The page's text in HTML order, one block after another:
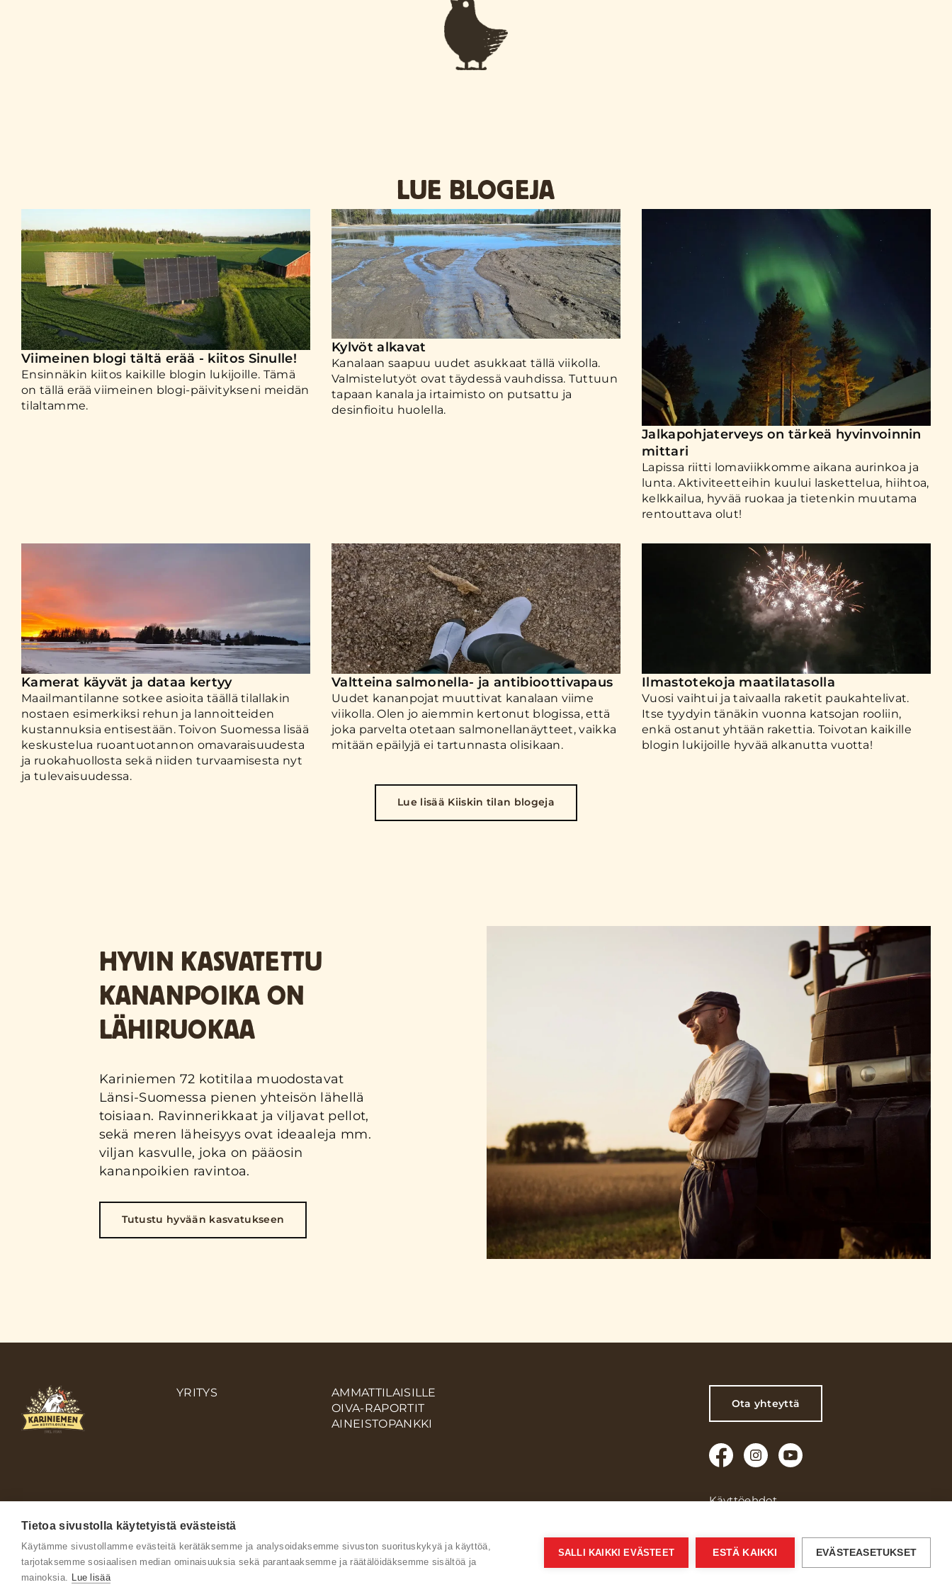
LUE BLOGEJA
Viimeinen blogi tältä erää - kiitos Sinulle!
Ensinnäkin kiitos kaikille blogin lukijoille. Tämä
on tällä erää viimeinen blogi-päivitykseni meidän
tilaltamme.
Kylvöt alkavat
Kanalaan saapuu uudet asukkaat tällä viikolla.
Valmistelutyöt ovat täydessä vauhdissa. Tuttuun
tapaan kanala ja irtaimisto on putsattu ja
desinfioitu huolella.
Jalkapohjaterveys on tärkeä hyvinvoinnin
mittari
Lapissa riitti lomaviikkomme aikana aurinkoa ja
lunta. Aktiviteetteihin kuului laskettelua, hiihtoa,
kelkkailua, hyvää ruokaa ja tietenkin muutama
rentouttava olut!
Kamerat käyvät ja dataa kertyy
Maailmantilanne sotkee asioita täällä tilallakin
nostaen esimerkiksi rehun ja lannoitteiden
kustannuksia entisestään. Toivon Suomessa lisää
keskustelua ruoantuotannon omavaraisuudesta
ja ruokahuollosta sekä niiden turvaamisesta nyt
ja tulevaisuudessa.
Valtteina salmonella- ja antibioottivapaus
Uudet kananpojat muuttivat kanalaan viime
viikolla. Olen jo aiemmin kertonut blogissa, että
joka parvelta otetaan salmonellanäytteet, vaikka
mitään epäilyjä ei tartunnasta olisikaan.
Ilmastotekoja maatilatasolla
Vuosi vaihtui ja taivaalla raketit paukahtelivat.
Itse tyydyin tänäkin vuonna katsojan rooliin,
enkä ostanut yhtään rakettia. Toivotan kaikille
blogin lukijoille hyvää alkanutta vuotta!
Lue lisää Kiiskin tilan blogeja
HYVIN KASVATETTU
KANANPOIKA ON
LÄHIRUOKAA
Kariniemen 72 kotitilaa muodostavat
Länsi-Suomessa pienen yhteisön lähellä
toisiaan. Ravinnerikkaat ja viljavat pellot,
sekä meren läheisyys ovat ideaaleja mm.
viljan kasvulle, joka on pääosin
kananpoikien ravintoa.
Tutustu hyvään kasvatukseen
YRITYS
AMMATTILAISILLE
OIVA-RAPORTIT
AINEISTOPANKKI
Ota yhteyttä
Käyttöehdot
Kuluttajien tietosuojaseloste
Tietoa sivustolla käytetyistä evästeistä
Käytämme sivustollamme evästeitä kerätäksemme ja analysoidaksemme sivuston suorituskykyä ja käyttöä,
tarjotaksemme sosiaalisen median ominaisuuksia sekä parantaaksemme ja räätälöidäksemme sisältöä ja
mainoksia. Lue lisää
SALLI KAIKKI EVÄSTEET ESTÄ KAIKKI EVÄSTEASETUKSET